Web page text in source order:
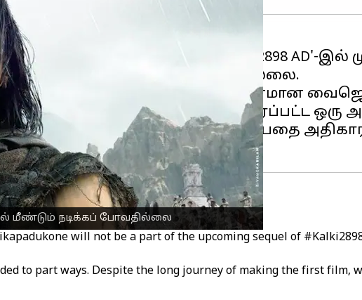
மீண்டும் நடிக்கப் போவதில்லை
இந்திய 'கல்கி 2898 AD'-இல்
மீண்டும் நடிக்கப் போவதில்லை.
உள்ள தயாரிப்பு நிறுவனமான
X (முன்னர்
ட்விட்டர்
) இல் பகிரப்பட்ட ஒரு
நடிக்க மாட்டார் என்பதை
will not be a part of the upcoming sequel of
to part ways. Despite the long journey of making the first film,